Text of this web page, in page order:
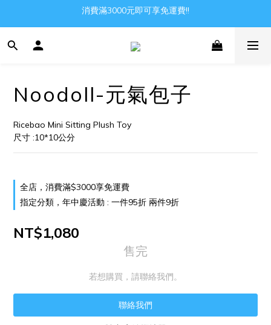
Gather all the joys in the world
消費滿3000元即可享免運費!!
Noodoll-元氣包子
Ricebao Mini Sitting Plush Toy
尺寸 :10*10公分
全店，消費滿$3000享免運費
指定分類，年中慶活動 : 一件95折 兩件9折
NT$1,080
售完
若想購買，請聯絡我們。
聯絡我們